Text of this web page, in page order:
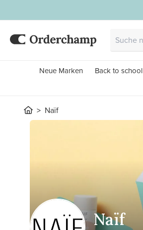
Neue Marken Back to school
Naïf
Naïf